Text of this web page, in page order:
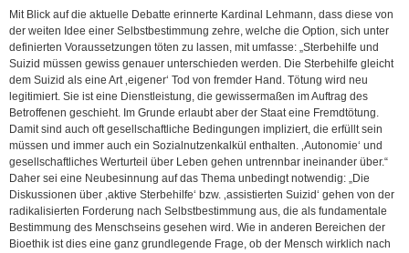
Mit Blick auf die aktuelle Debatte erinnerte Kardinal Lehmann, dass diese von
der weiten Idee einer Selbstbestimmung zehre, welche die Option, sich unter
definierten Voraussetzungen töten zu lassen, mit umfasse: „Sterbehilfe und
Suizid müssen gewiss genauer unterschieden werden. Die Sterbehilfe gleicht
dem Suizid als eine Art ‚eigener‘ Tod von fremder Hand. Tötung wird neu
legitimiert. Sie ist eine Dienstleistung, die gewissermaßen im Auftrag des
Betroffenen geschieht. Im Grunde erlaubt aber der Staat eine Fremdtötung.
Damit sind auch oft gesellschaftliche Bedingungen impliziert, die erfüllt sein
müssen und immer auch ein Sozialnutzenkalkül enthalten. ‚Autonomie‘ und
gesellschaftliches Werturteil über Leben gehen untrennbar ineinander über.“
Daher sei eine Neubesinnung auf das Thema unbedingt notwendig: „Die
Diskussionen über ‚aktive Sterbehilfe‘ bzw. ‚assistierten Suizid‘ gehen von der
radikalisierten Forderung nach Selbstbestimmung aus, die als fundamentale
Bestimmung des Menschseins gesehen wird. Wie in anderen Bereichen der
Bioethik ist dies eine ganz grundlegende Frage, ob der Mensch wirklich nach